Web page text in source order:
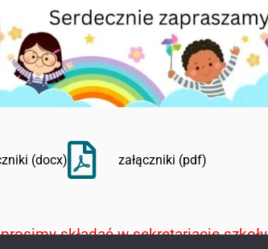
(docx) załączniki (pdf)
składać w sekretariacie szkoły